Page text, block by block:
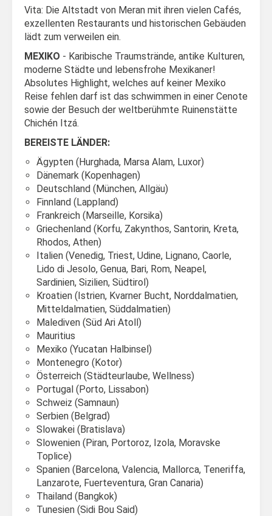
Vita: Die Altstadt von Meran mit ihren vielen Cafés,
exzellenten Restaurants und historischen Gebäuden
lädt zum verweilen ein.
MEXIKO - Karibische Traumstrände, antike Kulturen,
moderne Städte und lebensfrohe Mexikaner!
Absolutes Highlight, welches auf keiner Mexiko
Reise fehlen darf ist das schwimmen in einer Cenote
sowie der Besuch der weltberühmte Ruinenstätte
Chichén Itzá.
BEREISTE LÄNDER:
Ägypten (Hurghada, Marsa Alam, Luxor)
Dänemark (Kopenhagen)
Deutschland (München, Allgäu)
Finnland (Lappland)
Frankreich (Marseille, Korsika)
Griechenland (Korfu, Zakynthos, Santorin, Kreta,
Rhodos, Athen)
Italien (Venedig, Triest, Udine, Lignano, Caorle,
Lido di Jesolo, Genua, Bari, Rom, Neapel,
Sardinien, Sizilien, Südtirol)
Kroatien (Istrien, Kvarner Bucht, Norddalmatien,
Mitteldalmatien, Süddalmatien)
Malediven (Süd Ari Atoll)
Mauritius
Mexiko (Yucatan Halbinsel)
Montenegro (Kotor)
Österreich (Städteurlaube, Wellness)
Portugal (Porto, Lissabon)
Schweiz (Samnaun)
Serbien (Belgrad)
Slowakei (Bratislava)
Slowenien (Piran, Portoroz, Izola, Moravske
Toplice)
Spanien (Barcelona, Valencia, Mallorca, Teneriffa,
Lanzarote, Fuerteventura, Gran Canaria)
Thailand (Bangkok)
Tunesien (Sidi Bou Said)